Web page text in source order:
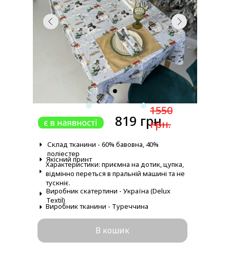
819 грн.
1550
грн.
Склад тканини - 60% бавовна, 40%
поліестер
Якісний принт
Характеристики: приємна на дотик, цупка,
відмінно переться в пральній машині та не
тускніє.
Виробник скатертини - Україна (Delux
Textil)
Виробник тканини - Туреччина
В кошик
❆ ❆